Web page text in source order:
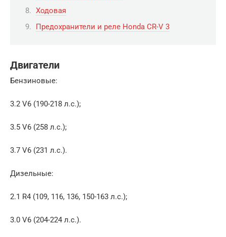
Ходовая
Предохранители и реле Honda CR-V 3
Двигатели
Бензиновые:
3.2 V6 (190-218 л.с.);
3.5 V6 (258 л.с.);
3.7 V6 (231 л.с.).
Дизельные:
2.1 R4 (109, 116, 136, 150-163 л.с.);
3.0 V6 (204-224 л.с.).